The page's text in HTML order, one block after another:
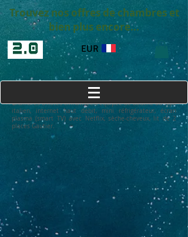
Trouvez nos offres de chambres et
bien plus encore...
EUR
Chambres d’hôtes climatisées, équipée de douche du type
italien, internet haut débit, mini réfrigérateur, écran
plasma (smart TV) avec Netflix, sèche-cheveux, lit de 2
places Gautier.